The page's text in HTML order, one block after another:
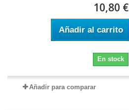
10,80 €
Añadir al carrito
En stock
Añadir para comparar